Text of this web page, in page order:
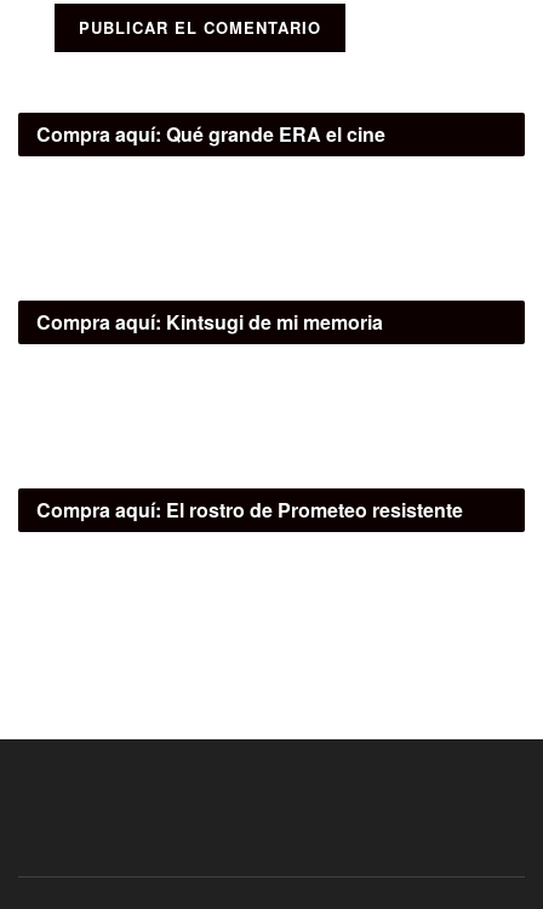
Compra aquí: Qué grande ERA el cine
Compra aquí: Kintsugi de mi memoria
Compra aquí: El rostro de Prometeo resistente